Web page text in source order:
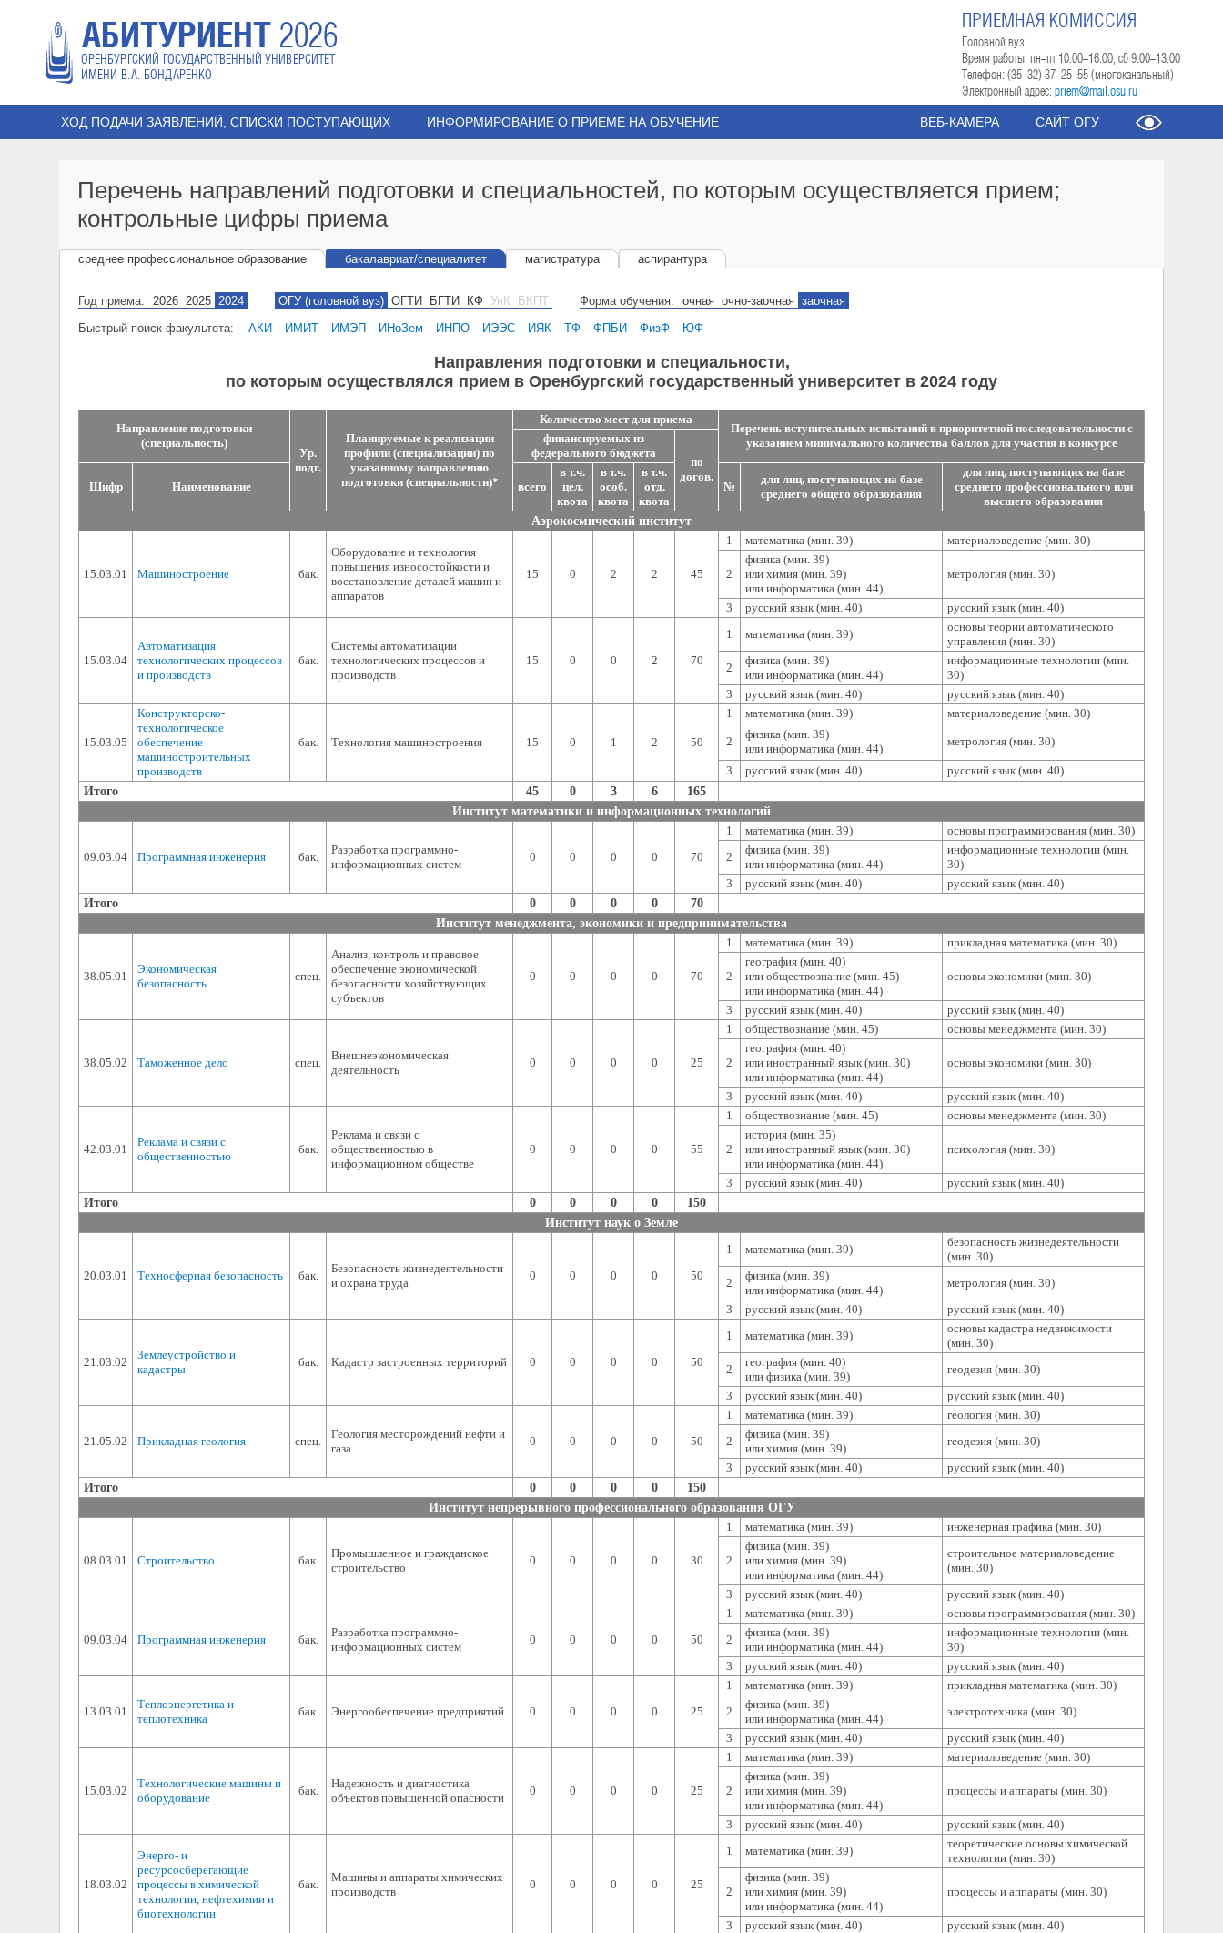
АБИТУРИЕНТ2026
ОРЕНБУРГСКИЙ ГОСУДАРСТВЕННЫЙ УНИВЕРСИТЕТ
ИМЕНИ В.А. БОНДАРЕНКО
ПРИЕМНАЯ КОМИССИЯ
Головной вуз:
Время работы: пн-пт 10:00-16:00, сб 9:00-13:00
Телефон: (35-32) 37-25-55 (многоканальный)
Электронный адрес: priem@mail.osu.ru
ХОД ПОДАЧИ ЗАЯВЛЕНИЙ, СПИСКИ ПОСТУПАЮЩИХ ИНФОРМИРОВАНИЕ О ПРИЕМЕ НА ОБУЧЕНИЕ ВЕБ-КАМЕРА САЙТ ОГУ
Перечень направлений подготовки и специальностей, по которым осуществляется прием;
контрольные цифры приема
среднее профессиональное образование бакалавриат/специалитет магистратура аспирантура
Год приема: 2026 2025 2024 ОГУ (головной вуз) ОГТИ БГТИ КФ УнК БКПТ Форма обучения: очная очно-заочная заочная
Быстрый поиск факультета:
АКИ ИМИТ ИМЭП ИНоЗем ИНПО ИЭЭС ИЯК ТФ ФПБИ ФизФ ЮФ
Направления подготовки и специальности,
по которым осуществлялся прием в Оренбургский государственный университет в 2024 году
Направление подготовки
(специальность)
Ур.
подг.
Планируемые к реализации
профили (специализации) по
указанному направлению
подготовки (специальности)*
Количество мест для приема
Перечень вступительных испытаний в приоритетной последовательности с
указанием минимального количества баллов для участия в конкурсе
финансируемых из
федерального бюджета
по
догов.
Шифр Наименование всего
в т.ч.
цел.
квота
в т.ч.
особ.
квота
в т.ч.
отд.
квота
№
для лиц, поступающих на базе
среднего общего образования
для лиц, поступающих на базе
среднего профессионального или
высшего образования
Аэрокосмический институт
15.03.01 Машиностроение бак.
Оборудование и технология
повышения износостойкости и
восстановление деталей машин и
аппаратов
15 0 2 2 45
1 математика (мин. 39) материаловедение (мин. 30)
2
физика (мин. 39)
или химия (мин. 39)
или информатика (мин. 44)
метрология (мин. 30)
3 русский язык (мин. 40) русский язык (мин. 40)
15.03.04
Автоматизация
технологических процессов
и производств
бак.
Системы автоматизации
технологических процессов и
производств
15 0 0 2 70
1 математика (мин. 39)
основы теории автоматического
управления (мин. 30)
2
физика (мин. 39)
или информатика (мин. 44)
информационные технологии (мин.
30)
3
русский язык (мин. 40) русский язык (мин. 40)
15.03.05
Конструкторско-
технологическое
обеспечение
машиностроительных
производств
бак. Технология машиностроения 15 0 1 2 50
1 математика (мин. 39) материаловедение (мин. 30)
2
физика (мин. 39)
или информатика (мин. 44)
метрология (мин. 30)
3 русский язык (мин. 40) русский язык (мин. 40)
Итого 45 0 3 6
165
Институт математики и информационных технологий
09.03.04 Программная инженерия бак.
Разработка программно-
информационных систем
0 0 0 0 70
1 математика (мин. 39)
основы программирования (мин. 30)
2
физика (мин. 39)
или информатика (мин. 44)
информационные технологии (мин.
30)
3
русский язык (мин. 40) русский язык (мин. 40)
Итого 0 0 0 0
70
Институт менеджмента, экономики и предпринимательства
38.05.01
Экономическая
безопасность
спец.
Анализ, контроль и правовое
обеспечение экономической
безопасности хозяйствующих
субъектов
0 0 0 0 70
1 математика (мин. 39) прикладная математика (мин. 30)
2
география (мин. 40)
или обществознание (мин. 45)
или информатика (мин. 44)
основы экономики (мин. 30)
3 русский язык (мин. 40) русский язык (мин. 40)
38.05.02 Таможенное дело спец.
Внешнеэкономическая
деятельность
0 0 0 0 25
1 обществознание (мин. 45) основы менеджмента (мин. 30)
2
география (мин. 40)
или иностранный язык (мин. 30)
или информатика (мин. 44)
основы экономики (мин. 30)
3 русский язык (мин. 40) русский язык (мин. 40)
42.03.01
Реклама и связи с
общественностью
бак.
Реклама и связи с
общественностью в
информационном обществе
0 0 0 0 55
1 обществознание (мин. 45) основы менеджмента (мин. 30)
2
история (мин. 35)
или иностранный язык (мин. 30)
или информатика (мин. 44)
психология (мин. 30)
3 русский язык (мин. 40) русский язык (мин. 40)
Итого 0 0 0 0
150
Институт наук о Земле
20.03.01 Техносферная безопасность бак.
Безопасность жизнедеятельности
и охрана труда
0 0 0 0 50
1 математика (мин. 39)
безопасность жизнедеятельности
(мин. 30)
2
физика (мин. 39)
или информатика (мин. 44)
метрология (мин. 30)
3
русский язык (мин. 40) русский язык (мин. 40)
21.03.02
Землеустройство и
кадастры
бак. Кадастр застроенных территорий 0 0 0 0 50
1 математика (мин. 39)
основы кадастра недвижимости
(мин. 30)
2
география (мин. 40)
или физика (мин. 39)
геодезия (мин. 30)
3
русский язык (мин. 40) русский язык (мин. 40)
21.05.02 Прикладная геология спец.
Геология месторождений нефти и
газа
0 0 0 0 50
1 математика (мин. 39)
геология (мин. 30)
2
физика (мин. 39)
или химия (мин. 39)
геодезия (мин. 30)
3
русский язык (мин. 40) русский язык (мин. 40)
Итого 0 0 0 0
150
Институт непрерывного профессионального образования ОГУ
08.03.01 Строительство бак.
Промышленное и гражданское
строительство
0 0 0 0 30
1 математика (мин. 39) инженерная графика (мин. 30)
2
физика (мин. 39)
или химия (мин. 39)
или информатика (мин. 44)
строительное материаловедение
(мин. 30)
3
русский язык (мин. 40) русский язык (мин. 40)
09.03.04 Программная инженерия бак.
Разработка программно-
информационных систем
0 0 0 0 50
1 математика (мин. 39)
основы программирования (мин. 30)
2
физика (мин. 39)
или информатика (мин. 44)
информационные технологии (мин.
30)
3
русский язык (мин. 40) русский язык (мин. 40)
13.03.01
Теплоэнергетика и
теплотехника
бак. Энергообеспечение предприятий 0 0 0 0 25
1 математика (мин. 39)
прикладная математика (мин. 30)
2
физика (мин. 39)
или информатика (мин. 44)
электротехника (мин. 30)
3
русский язык (мин. 40) русский язык (мин. 40)
15.03.02
Технологические машины и
оборудование
бак.
Надежность и диагностика
объектов повышенной опасности
0 0 0 0 25
1 математика (мин. 39) материаловедение (мин. 30)
2
физика (мин. 39)
или химия (мин. 39)
или информатика (мин. 44)
процессы и аппараты (мин. 30)
3 русский язык (мин. 40) русский язык (мин. 40)
18.03.02
Энерго- и
ресурсосберегающие
процессы в химической
технологии, нефтехимии и
биотехнологии
бак.
Машины и аппараты химических
производств
0 0 0 0 25
1 математика (мин. 39)
теоретические основы химической
технологии (мин. 30)
2
физика (мин. 39)
или химия (мин. 39)
или информатика (мин. 44)
процессы и аппараты (мин. 30)
3 русский язык (мин. 40) русский язык (мин. 40)